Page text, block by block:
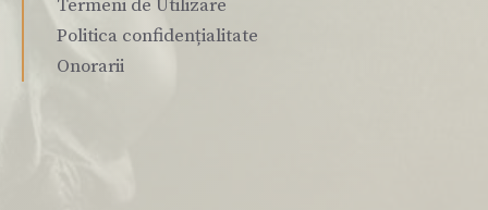
Termeni de Utilizare
Politica confidențialitate
Onorarii